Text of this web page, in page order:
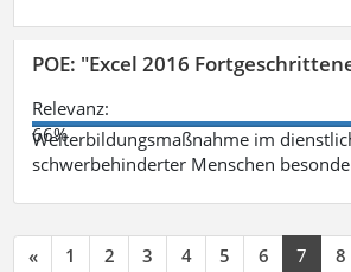
POE: "Excel 2016
Relevanz:
66%
Weiterbildungsmaßnahme im
schwerbehinderter Menschen
« 1 2 3 4 5 6 7 8